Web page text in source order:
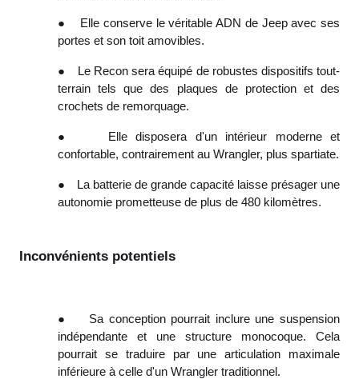
●
Elle conserve le véritable ADN de Jeep avec ses
portes et son toit amovibles.
●
Le Recon sera équipé de robustes dispositifs tout-
terrain tels que des plaques de protection et des
crochets de remorquage.
●
Elle disposera d'un intérieur moderne et
confortable, contrairement au Wrangler, plus spartiate.
●
La batterie de grande capacité laisse présager une
autonomie prometteuse de plus de 480 kilomètres.
Inconvénients potentiels
●
Sa conception pourrait inclure une suspension
indépendante et une structure monocoque. Cela
pourrait se traduire par une articulation maximale
inférieure à celle d'un Wrangler traditionnel.